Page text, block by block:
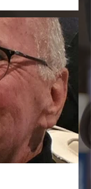
mostra
uma família à
O crime,
vítimas e ao
deixou uma
rancor. O
anos até ser
de um
pela espera de
feita.